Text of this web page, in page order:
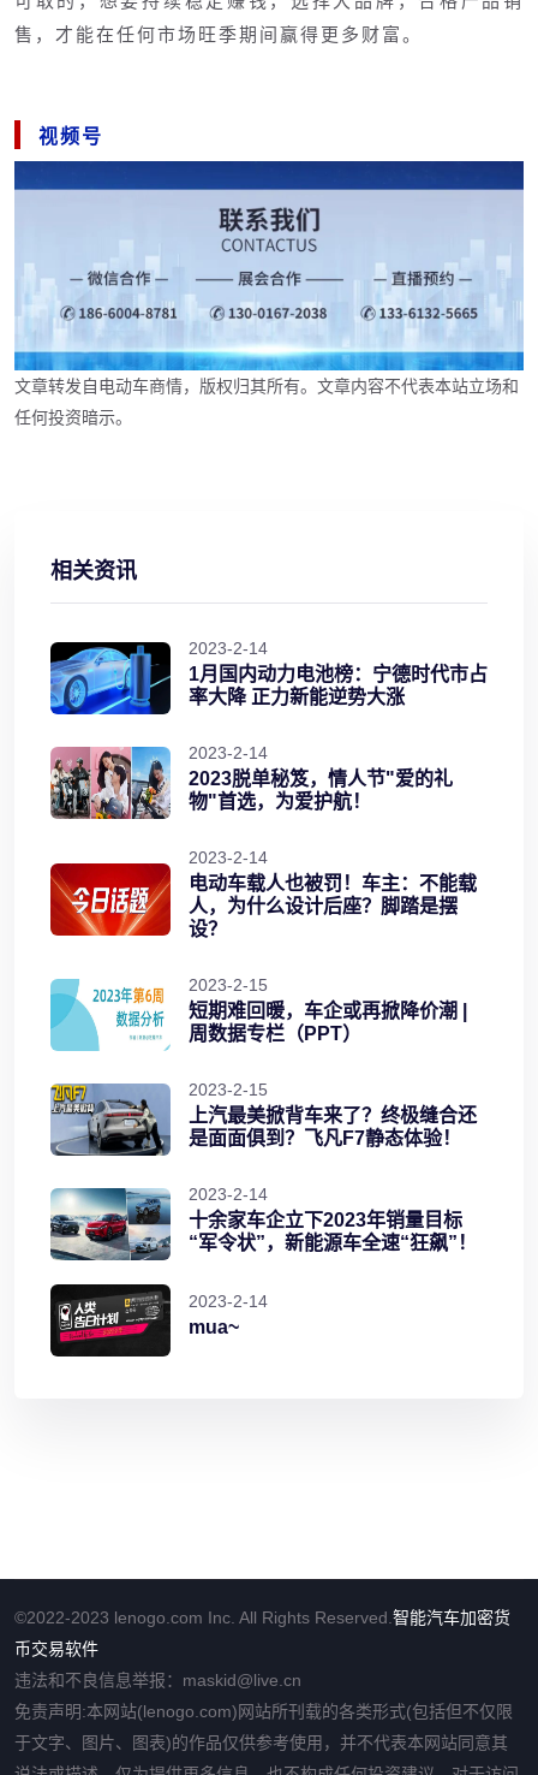
售，才能在任何市场旺季期间赢得更多财富。
视频号
文章转发自电动车商情，版权归其所有。文章内容不代表本站立场和
任何投资暗示。
相关资讯
2023-2-14
1月国内动力电池榜：宁德时代市占
率大降 正力新能逆势大涨
2023-2-14
2023脱单秘笈，情人节"爱的礼
物"首选，为爱护航！
2023-2-14
电动车载人也被罚！车主：不能载
人，为什么设计后座？脚踏是摆
设？
2023-2-15
短期难回暖，车企或再掀降价潮 |
周数据专栏（PPT）
2023-2-15
上汽最美掀背车来了？终极缝合还
是面面俱到？飞凡F7静态体验！
2023-2-14
十余家车企立下2023年销量目标
“军令状”，新能源车全速“狂飙”！
2023-2-14
mua~
©2022-2023 lenogo.com Inc. All Rights Reserved. 智能汽车加密货
币交易软件
违法和不良信息举报：maskid@live.cn
免责声明:本网站(lenogo.com)网站所刊载的各类形式(包括但不仅限
于文字、图片、图表)的作品仅供参考使用，并不代表本网站同意其